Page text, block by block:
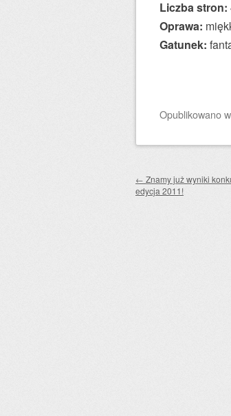
Liczba stron:
Oprawa:
Gatunek:
Opublikowanow
Zobacz
← Znamy już wyniki
edycja 2011!